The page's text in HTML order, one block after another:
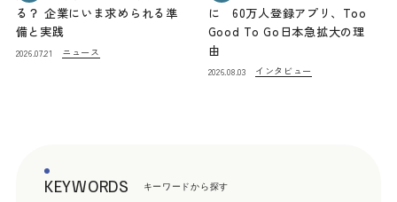
る？ 企業にいま求められる準
備と実践
2026.07.21 ニュース
に 60万人登録アプリ、Too
Good To Go日本急拡大の理
由
2026.08.03 インタビュー
KEYWORDS キーワードから探す